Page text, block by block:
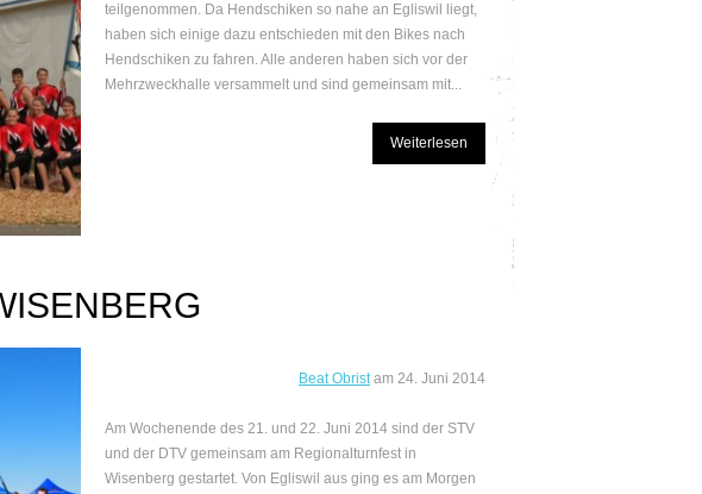
teilgenommen. Da Hendschiken so nahe an Egliswil liegt,
haben sich einige dazu entschieden mit den Bikes nach
Hendschiken zu fahren. Alle anderen haben sich vor der
Mehrzweckhalle versammelt und sind gemeinsam mit...
Weiterlesen
Beat Obristam 24. Juni 2014
Am Wochenende des 21. und 22. Juni 2014 sind der STV
und der DTV gemeinsam am Regionalturnfest in
Wisenberg gestartet. Von Egliswil aus ging es am Morgen